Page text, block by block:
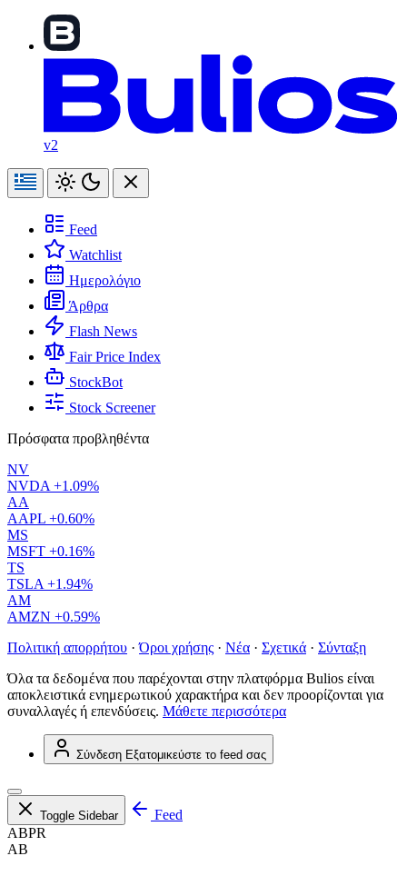
v2
Feed
Watchlist
Ημερολόγιο
Άρθρα
Flash News
Fair Price Index
StockBot
Stock Screener
Πρόσφατα προβληθέντα
NV
NVDA +1.09%
AA
AAPL +0.60%
MS
MSFT +0.16%
TS
TSLA +1.94%
AM
AMZN +0.59%
Πολιτική απορρήτου · Όροι χρήσης · Νέα · Σχετικά · Σύνταξη
Όλα τα δεδομένα που παρέχονται στην πλατφόρμα Bulios είναι
αποκλειστικά ενημερωτικού χαρακτήρα και δεν προορίζονται για
συναλλαγές ή επενδύσεις. Μάθετε περισσότερα
Σύνδεση Εξατομικεύστε το feed σας
Toggle Sidebar
Feed
ABPR
AB